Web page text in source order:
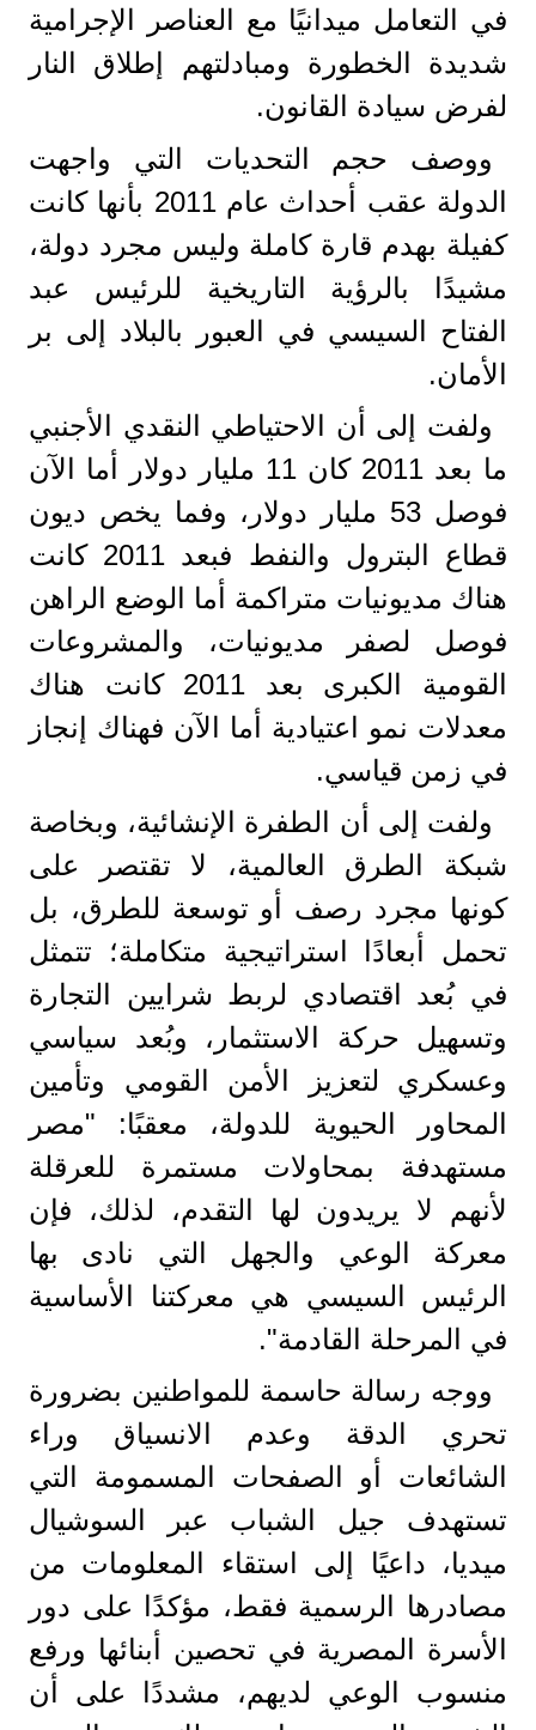
في التعامل ميدانيًا مع العناصر الإجرامية
شديدة الخطورة ومبادلتهم إطلاق النار
لفرض سيادة القانون.
ووصف حجم التحديات التي واجهت
الدولة عقب أحداث عام 2011 بأنها كانت
كفيلة بهدم قارة كاملة وليس مجرد دولة،
مشيدًا بالرؤية التاريخية للرئيس عبد
الفتاح السيسي في العبور بالبلاد إلى بر
الأمان.
ولفت إلى أن الاحتياطي النقدي الأجنبي
ما بعد 2011 كان 11 مليار دولار أما الآن
فوصل 53 مليار دولار، وفما يخص ديون
قطاع البترول والنفط فبعد 2011 كانت
هناك مديونيات متراكمة أما الوضع الراهن
فوصل لصفر مديونيات، والمشروعات
القومية الكبرى بعد 2011 كانت هناك
معدلات نمو اعتيادية أما الآن فهناك إنجاز
في زمن قياسي.
ولفت إلى أن الطفرة الإنشائية، وبخاصة
شبكة الطرق العالمية، لا تقتصر على
كونها مجرد رصف أو توسعة للطرق، بل
تحمل أبعادًا استراتيجية متكاملة؛ تتمثل
في بُعد اقتصادي لربط شرايين التجارة
وتسهيل حركة الاستثمار، وبُعد سياسي
وعسكري لتعزيز الأمن القومي وتأمين
المحاور الحيوية للدولة، معقبًا: "مصر
مستهدفة بمحاولات مستمرة للعرقلة
لأنهم لا يريدون لها التقدم، لذلك، فإن
معركة الوعي والجهل التي نادى بها
الرئيس السيسي هي معركتنا الأساسية
في المرحلة القادمة".
ووجه رسالة حاسمة للمواطنين بضرورة
تحري الدقة وعدم الانسياق وراء
الشائعات أو الصفحات المسمومة التي
تستهدف جيل الشباب عبر السوشيال
ميديا، داعيًا إلى استقاء المعلومات من
مصادرها الرسمية فقط، مؤكدًا على دور
الأسرة المصرية في تحصين أبنائها ورفع
منسوب الوعي لديهم، مشددًا على أن